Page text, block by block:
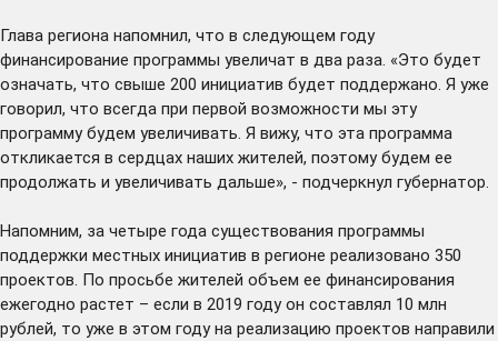
Глава региона напомнил, что в следующем году
финансирование программы увеличат в два раза. «Это будет
означать, что свыше 200 инициатив будет поддержано. Я уже
говорил, что всегда при первой возможности мы эту
программу будем увеличивать. Я вижу, что эта программа
откликается в сердцах наших жителей, поэтому будем ее
продолжать и увеличивать дальше», - подчеркнул губернатор.
Напомним, за четыре года существования программы
поддержки местных инициатив в регионе реализовано 350
проектов. По просьбе жителей объем ее финансирования
ежегодно растет – если в 2019 году он составлял 10 млн
рублей, то уже в этом году на реализацию проектов направили